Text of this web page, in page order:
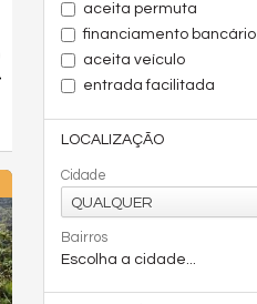
aceita permuta
financiamento bancário
aceita veículo
entrada facilitada
LOCALIZAÇÃO
Cidade
QUALQUER
Bairros
Escolha a cidade...